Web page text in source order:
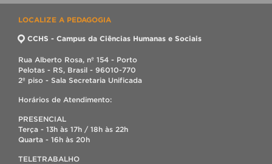
LOCALIZE A PEDAGOGIA
CCHS - Campus da Ciências Humanas e Sociais
Rua Alberto Rosa, nº 154 - Porto
Pelotas - RS, Brasil - 96010-770
2º piso - Sala Secretaria Unificada
Horários de Atendimento:
PRESENCIAL
Terça - 13h às 17h / 18h às 22h
Quarta - 16h às 20h
TELETRABALHO